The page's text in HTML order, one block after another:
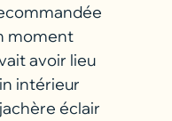
moment
avoir lieu
intérieur
éclair